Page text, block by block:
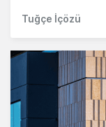
Tuğçe İçözü